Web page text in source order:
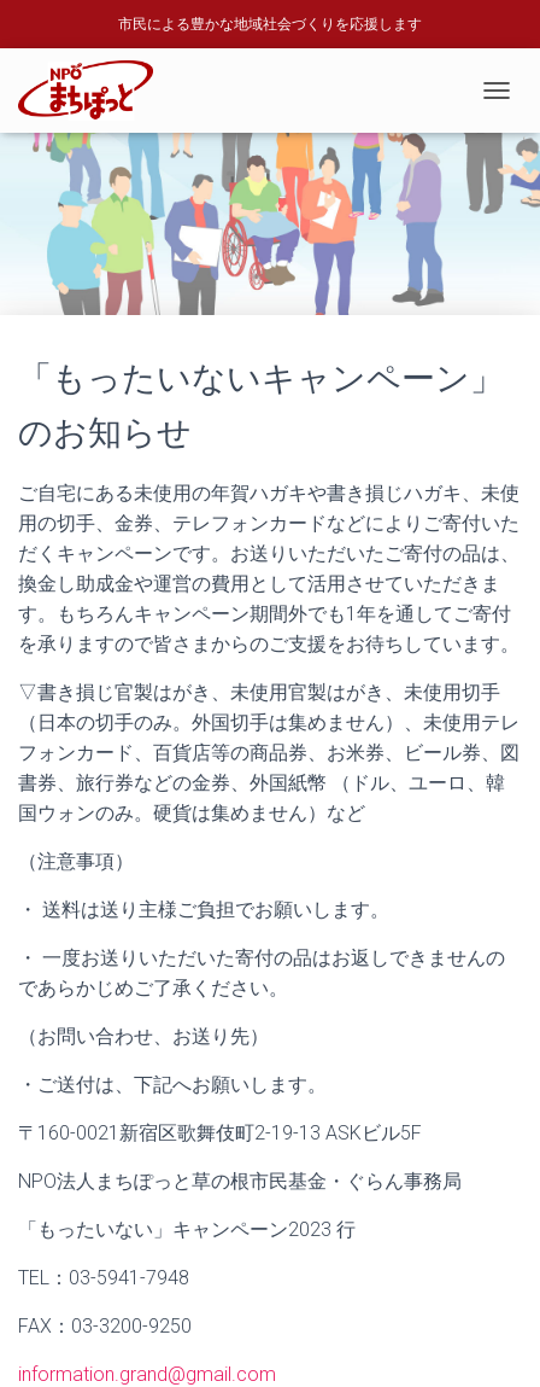
市民による豊かな地域社会づくりを応援します
O
G
G
L
「もったいないキャンペーン」
のお知らせ
ご自宅にある未使用の年賀ハガキや書き損じハガキ、未使
用の切手、金券、テレフォンカードなどによりご寄付いた
だくキャンペーンです。お送りいただいたご寄付の品は、
換金し助成金や運営の費用として活用させていただきま
す。もちろんキャンペーン期間外でも1年を通してご寄付
を承りますので皆さまからのご支援をお待ちしています。
▽書き損じ官製はがき、未使用官製はがき、未使用切手
（日本の切手のみ。外国切手は集めません）、未使用テレ
フォンカード、百貨店等の商品券、お米券、ビール券、図
書券、旅行券などの金券、外国紙幣 （ドル、ユーロ、韓
国ウォンのみ。硬貨は集めません）など
（注意事項）
・ 送料は送り主様ご負担でお願いします。
・ 一度お送りいただいた寄付の品はお返しできませんの
であらかじめご了承ください。
（お問い合わせ、お送り先）
・ご送付は、下記へお願いします。
〒160-0021新宿区歌舞伎町2-19-13 ASKビル5F
NPO法人まちぽっと草の根市民基金・ぐらん事務局
「もったいない」キャンペーン2023 行
TEL：03-5941-7948
FAX：03-3200-9250
information.grand@gmail.com